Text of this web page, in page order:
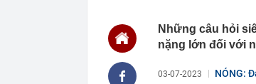
23:28
23:12
23:01
Những câu hỏi
nặng lớn đối với
03-07-2023 NÓNG: